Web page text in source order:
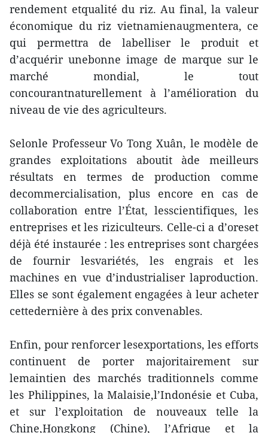
rendement etqualité du riz. Au final, la valeur
économique du riz vietnamienaugmentera, ce
qui permettra de labelliser le produit et
d’acquérir unebonne image de marque sur le
marché mondial, le tout
concourantnaturellement à l’amélioration du
niveau de vie des agriculteurs.
Selonle Professeur Vo Tong Xuân, le modèle de
grandes exploitations aboutit àde meilleurs
résultats en termes de production comme
decommercialisation, plus encore en cas de
collaboration entre l’État, lesscientifiques, les
entreprises et les riziculteurs. Celle-ci a d’oreset
déjà été instaurée : les entreprises sont chargées
de fournir lesvariétés, les engrais et les
machines en vue d’industrialiser laproduction.
Elles se sont également engagées à leur acheter
cettedernière à des prix convenables.
Enfin, pour renforcer lesexportations, les efforts
continuent de porter majoritairement sur
lemaintien des marchés traditionnels comme
les Philippines, la Malaisie,l’Indonésie et Cuba,
et sur l’exploitation de nouveaux telle la
Chine,Hongkong (Chine), l’Afrique et la